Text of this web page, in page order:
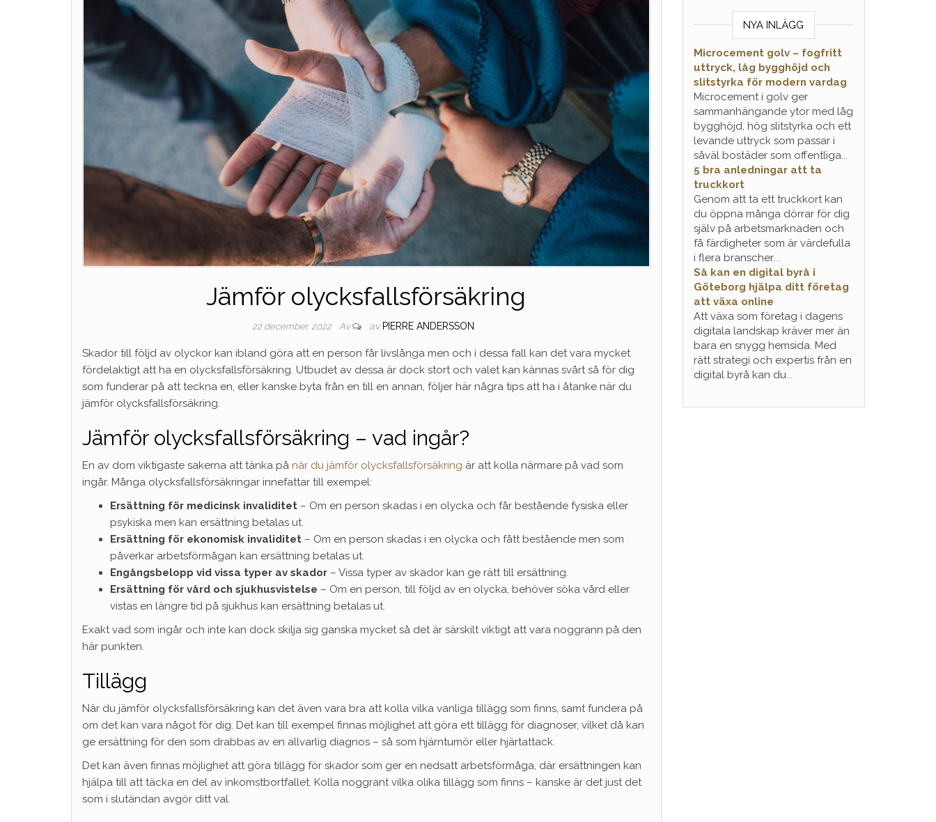
Jämför olycksfallsförsäkring
22 december, 2022 Av av PIERRE ANDERSSON
Skador till följd av olyckor kan ibland göra att en person får livslånga men och i dessa fall kan det vara mycket
fördelaktigt att ha en olycksfallsförsäkring. Utbudet av dessa är dock stort och valet kan kännas svårt så för dig
som funderar på att teckna en, eller kanske byta från en till en annan, följer här några tips att ha i åtanke när du
jämför olycksfallsförsäkring.
Jämför olycksfallsförsäkring – vad ingår?
En av dom viktigaste sakerna att tänka på när du jämför olycksfallsförsäkring är att kolla närmare på vad som
ingår. Många olycksfallsförsäkringar innefattar till exempel:
Ersättning för medicinsk invaliditet – Om en person skadas i en olycka och får bestående fysiska eller
psykiska men kan ersättning betalas ut.
Ersättning för ekonomisk invaliditet – Om en person skadas i en olycka och fått bestående men som
påverkar arbetsförmågan kan ersättning betalas ut.
Engångsbelopp vid vissa typer av skador – Vissa typer av skador kan ge rätt till ersättning.
Ersättning för vård och sjukhusvistelse – Om en person, till följd av en olycka, behöver söka vård eller
vistas en längre tid på sjukhus kan ersättning betalas ut.
Exakt vad som ingår och inte kan dock skilja sig ganska mycket så det är särskilt viktigt att vara noggrann på den
här punkten.
Tillägg
När du jämför olycksfallsförsäkring kan det även vara bra att kolla vilka vanliga tillägg som finns, samt fundera på
om det kan vara något för dig. Det kan till exempel finnas möjlighet att göra ett tillägg för diagnoser, vilket då kan
ge ersättning för den som drabbas av en allvarlig diagnos – så som hjärntumör eller hjärtattack.
Det kan även finnas möjlighet att göra tillägg för skador som ger en nedsatt arbetsförmåga, där ersättningen kan
hjälpa till att täcka en del av inkomstbortfallet. Kolla noggrant vilka olika tillägg som finns – kanske är det just det
som i slutändan avgör ditt val.
NYA INLÄGG
Microcement golv – fogfritt
uttryck, låg bygghöjd och
slitstyrka för modern vardag
Microcement i golv ger
sammanhängande ytor med låg
bygghöjd, hög slitstyrka och ett
levande uttryck som passar i
såväl bostäder som offentliga...
5 bra anledningar att ta
truckkort
Genom att ta ett truckkort kan
du öppna många dörrar för dig
själv på arbetsmarknaden och
få färdigheter som är värdefulla
i flera branscher....
Så kan en digital byrå i
Göteborg hjälpa ditt företag
att växa online
Att växa som företag i dagens
digitala landskap kräver mer än
bara en snygg hemsida. Med
rätt strategi och expertis från en
digital byrå kan du...